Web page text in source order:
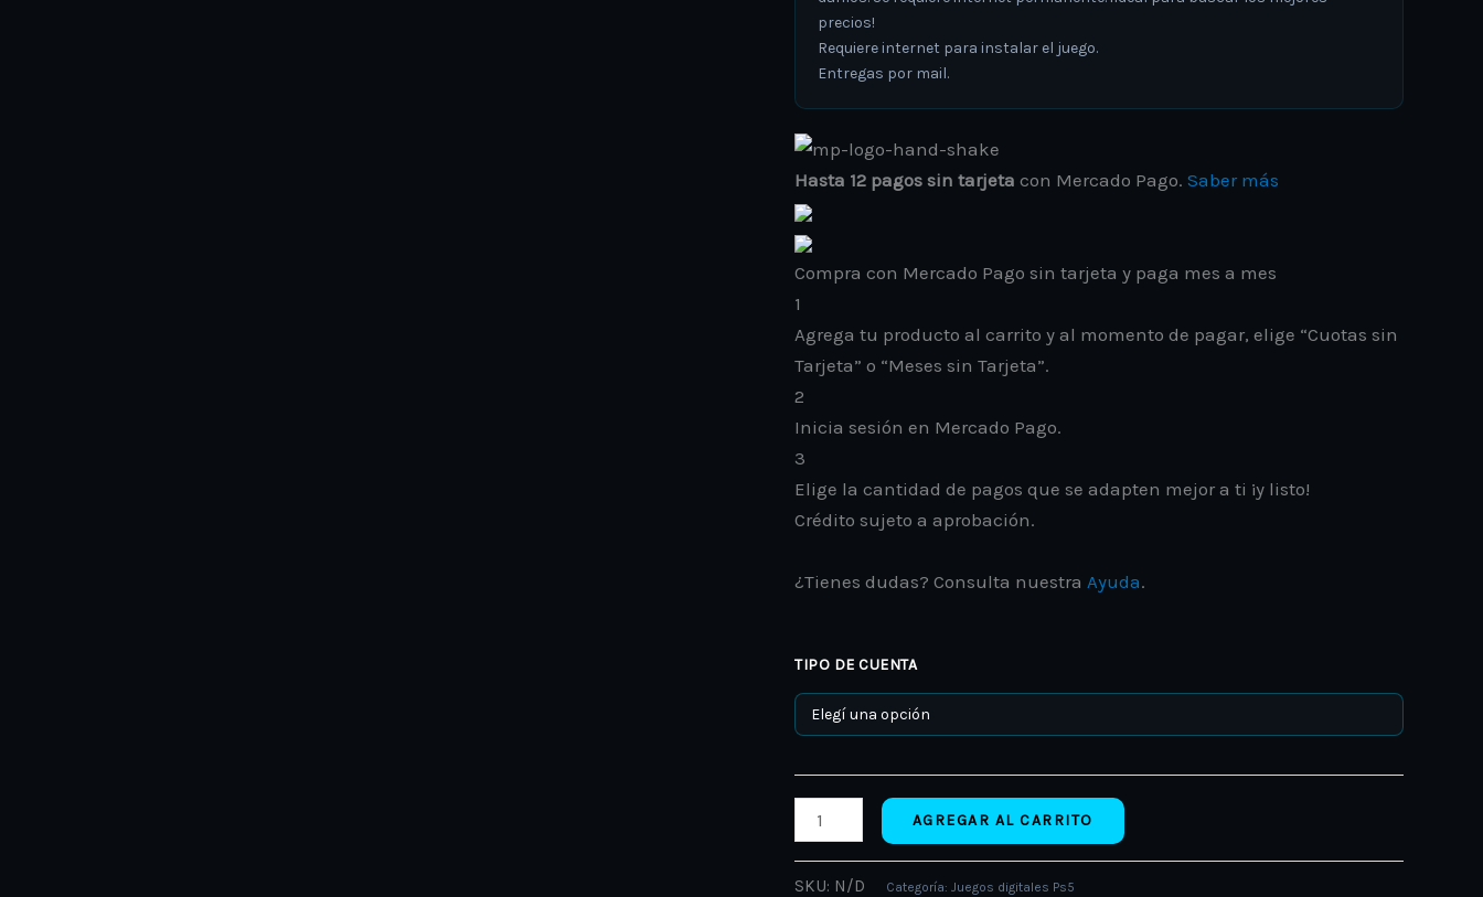
precios!
Requiere internet para instalar el juego.
Entregas por mail.
Hasta 12 pagos sin tarjeta con Mercado Pago. Saber más
Compra con Mercado Pago sin tarjeta y paga mes a mes
1
Agrega tu producto al carrito y al momento de pagar, elige “Cuotas sin
Tarjeta” o “Meses sin Tarjeta”.
2
Inicia sesión en Mercado Pago.
3
Elige la cantidad de pagos que se adapten mejor a ti ¡y listo!
Crédito sujeto a aprobación.
¿Tienes dudas? Consulta nuestra Ayuda.
TIPO DE CUENTA
AGREGAR AL CARRITO
SKU: N/D Categoría: Juegos digitales Ps5